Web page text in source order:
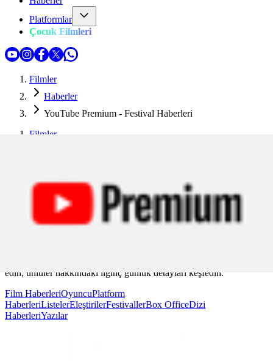
Platformlar
Çocuk Filmleri
Filmler
Haberler
YouTube Premium - Festival Haberleri
Filmler
YouTube Premium - Festival
Haberleri
edin; ünlüler hakkındaki ilginç günlük detayları keşfedin.
Film HaberleriOyuncuPlatform
HaberleriListelerEleştirilerFestivallerBox OfficeDizi
HaberleriYazılar